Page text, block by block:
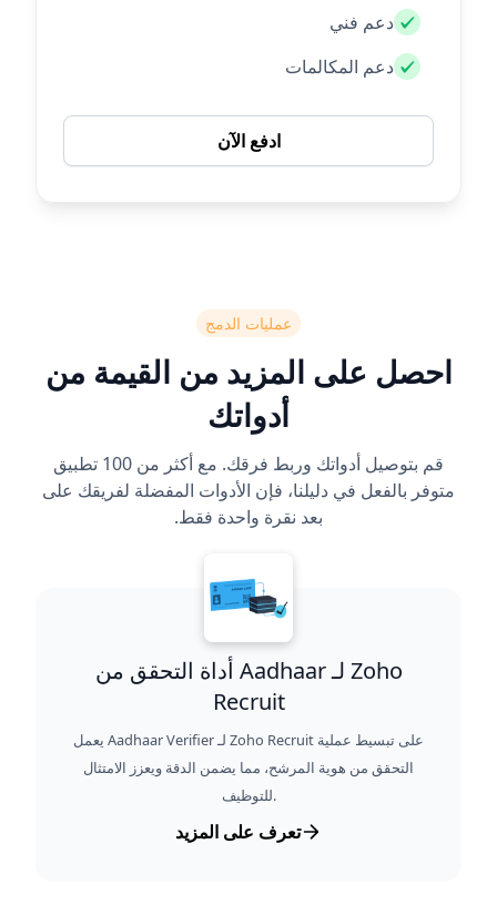
دعم فني
دعم المكالمات
ادفع الآن
عمليات الدمج
احصل على المزيد من القيمة من
أدواتك
قم بتوصيل أدواتك وربط فرقك. مع أكثر من 100 تطبيق
متوفر بالفعل في دليلنا، فإن الأدوات المفضلة لفريقك على
بعد نقرة واحدة فقط.
أداة التحقق من Aadhaar لـ Zoho
Recruit
يعمل Aadhaar Verifier لـ Zoho Recruit على تبسيط عملية
التحقق من هوية المرشح، مما يضمن الدقة ويعزز الامتثال
للتوظيف.
تعرف على المزيد